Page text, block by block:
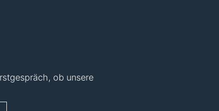
ob unsere